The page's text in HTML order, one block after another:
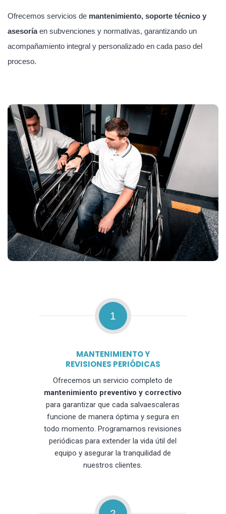
Ofrecemos servicios de mantenimiento, soporte técnico y
asesoríaen subvenciones y normativas, garantizando un
acompañamiento integral y personalizado en cada paso del
proceso.
1
MANTENIMIENTO Y
REVISIONES PERIÓDICAS
Ofrecemos un servicio completo de
mantenimiento preventivo y correctivo
para garantizar que cada salvaescaleras
funcione de manera óptima y segura en
todo momento. Programamos revisiones
periódicas para extender la vida útil del
equipo y asegurar la tranquilidad de
nuestros clientes.